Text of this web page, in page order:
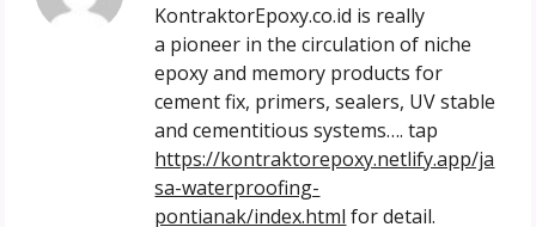
KontraktorEpoxy.co.id is really
a pioneer in the circulation of niche
epoxy and memory products for
cement fix, primers, sealers, UV stable
and cementitious systems…. tap
https://kontraktorepoxy.netlify.app/ja
sa-waterproofing-
pontianak/index.html for detail.